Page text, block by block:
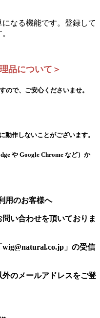
なる機能です。登録して
品について＞
ので、ご安心くださいませ。
作しないことがございます。
や Google Chrome など）か
用のお客様へ
い合わせを頂いておりま
」の受信
のメールアドレスをご登